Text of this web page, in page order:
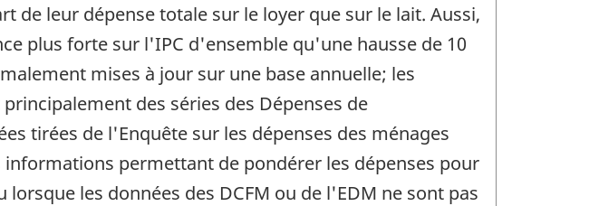
de leur dépense totale sur le loyer que sur le lait. Aussi,
plus forte sur l'IPC d'ensemble qu'une hausse de 10
mises à jour sur une base annuelle; les
des séries des Dépenses de
tirées de l'Enquête sur les dépenses des ménages
permettant de pondérer les dépenses pour
les données des DCFM ou de l'EDM ne sont pas